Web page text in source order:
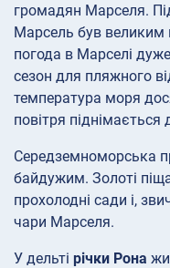
громадян Марселя.
Марсель був великим
погода в Марселі
сезон для пляжного
температура моря
повітря піднімається
Середземноморська
байдужим. Золоті
прохолодні сади і,
чари Марселя.
У дельті річки Рона